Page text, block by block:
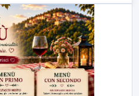
LabNews (replica)